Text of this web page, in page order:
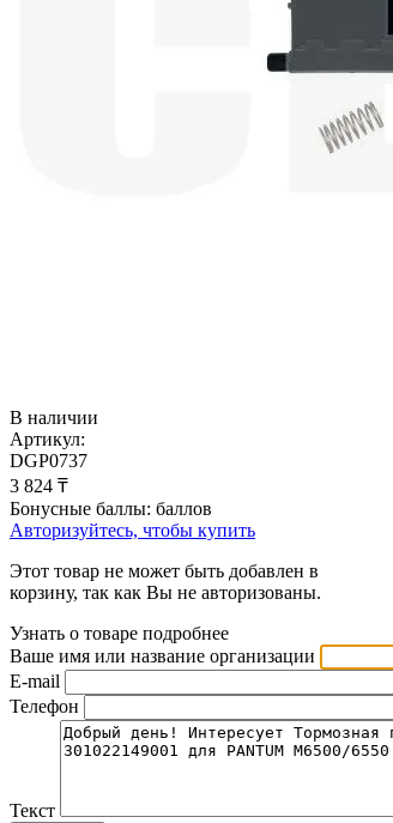
В наличии
Артикул:
DGP0737
3 824 ₸
Бонусные баллы: баллов
Авторизуйтесь, чтобы купить
Этот товар не может быть добавлен в
корзину, так как Вы не авторизованы.
Узнать о товаре подробнее
Ваше имя или название организации
E-mail
Телефон
Текст